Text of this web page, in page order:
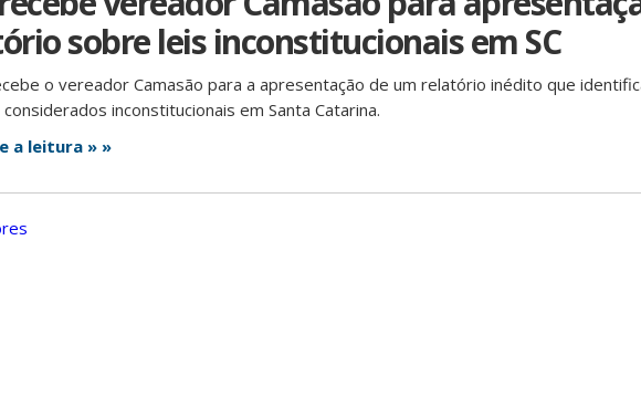
sobre leis inconstitucionais em SC
o vereador Camasão para a apresentação de um relatório inédito que
inconstitucionais em Santa Catarina.
a leitura » »